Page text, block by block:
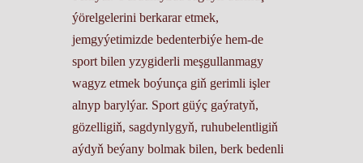
ýörelgelerini berkarar etmek,
jemgyýetimizde bedenterbiýe hem-de
sport bilen yzygiderli meşgullanmagy
wagyz etmek boýunça giň gerimli işler
alnyp barylýar. Sport güýç gaýratyň,
gözelligiň, sagdynlygyň, ruhubelentligiň
aýdyň beýany bolmak bilen, berk bedenli